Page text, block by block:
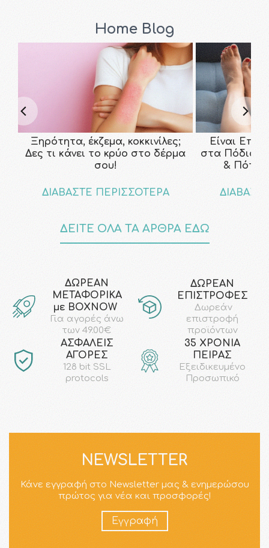
Home Blog
Ξηρότητα, έκζεμα, κοκκινίλες;
Δες τι κάνει το κρύο στο δέρμα
σου!
ΔΙΑΒΑΣΤΕ ΠΕΡΙΣΣΟΤΕΡΑ
Είναι
στα Πόδια;
& Πότε
ΔΕΙΤΕ ΟΛΑ ΤΑ ΑΡΘΡΑ ΕΔΩ
ΔΩΡΕΑΝ
ΜΕΤΑΦΟΡΙΚΑ
με ΒΟΧΝΟW
Για αγορές άνω
των 49.00€
ΔΩΡΕΑΝ
ΕΠΙΣΤΡΟΦΕΣ
Δωρεάν
επιστροφή
προϊόντων
AΣΦΑΛΕΙΣ
ΑΓΟΡΕΣ
128 bit SSL
protocols
35 ΧΡΟΝΙΑ
ΠΕΙΡΑΣ
Εξειδικευμένο
Προσωπικό
NEWSLETTER
Κάνε εγγραφή στο Newsletter μας & ενημερώσου
πρώτος για νέα και προσφορές!
Εγγραφή